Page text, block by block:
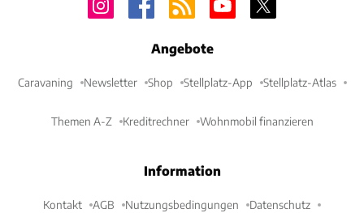
Angebote
Caravaning Newsletter Shop Stellplatz-App Stellplatz-Atlas
Themen A-Z Kreditrechner Wohnmobil finanzieren
Information
Kontakt AGB Nutzungsbedingungen Datenschutz